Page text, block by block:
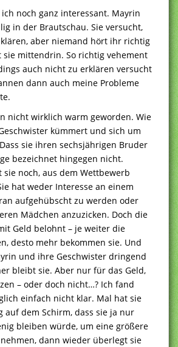
noch ganz interessant. Mayrin
in der Brautschau. Sie versucht,
aber niemand hört ihr richtig
sie mittendrin. So richtig vehement
auch nicht zu erklären versucht
dann auch meine Probleme
nicht wirklich warm geworden. Wie
kümmert und sich um
sie ihren sechsjährigen Bruder
bezeichnet hingegen nicht.
sie noch, aus dem Wettbewerb
hat weder Interesse an einem
aufgehübscht zu werden oder
Mädchen anzuzicken. Doch die
Geld belohnt – je weiter die
desto mehr bekommen sie. Und
und ihre Geschwister dringend
bleibt sie. Aber nur für das Geld,
– oder doch nicht…? Ich fand
einfach nicht klar. Mal hat sie
auf dem Schirm, dass sie ja nur
bleiben würde, um eine größere
dann wieder überlegt sie